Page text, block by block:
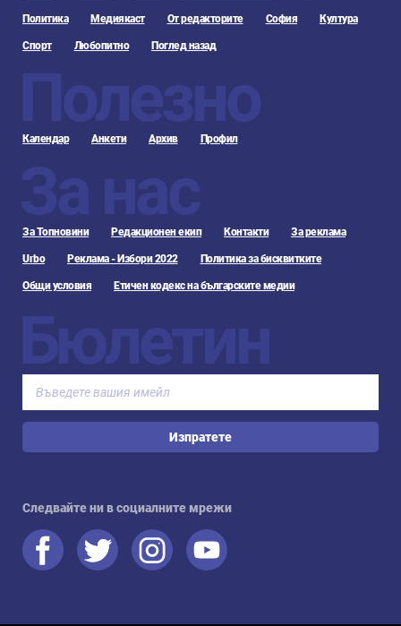
Политика Медиякаст От редакторите София Култура
Спорт Любопитно Поглед назад
Полезно
Календар Анкети Архив Профил
За нас
За Топновини Редакционен екип Контакти За реклама
Urbo Реклама - Избори 2022 Политика за бисквитките
Общи условия Етичен кодекс на българските медии
Бюлетин
Изпратете
Следвайте ни в социалните мрежи